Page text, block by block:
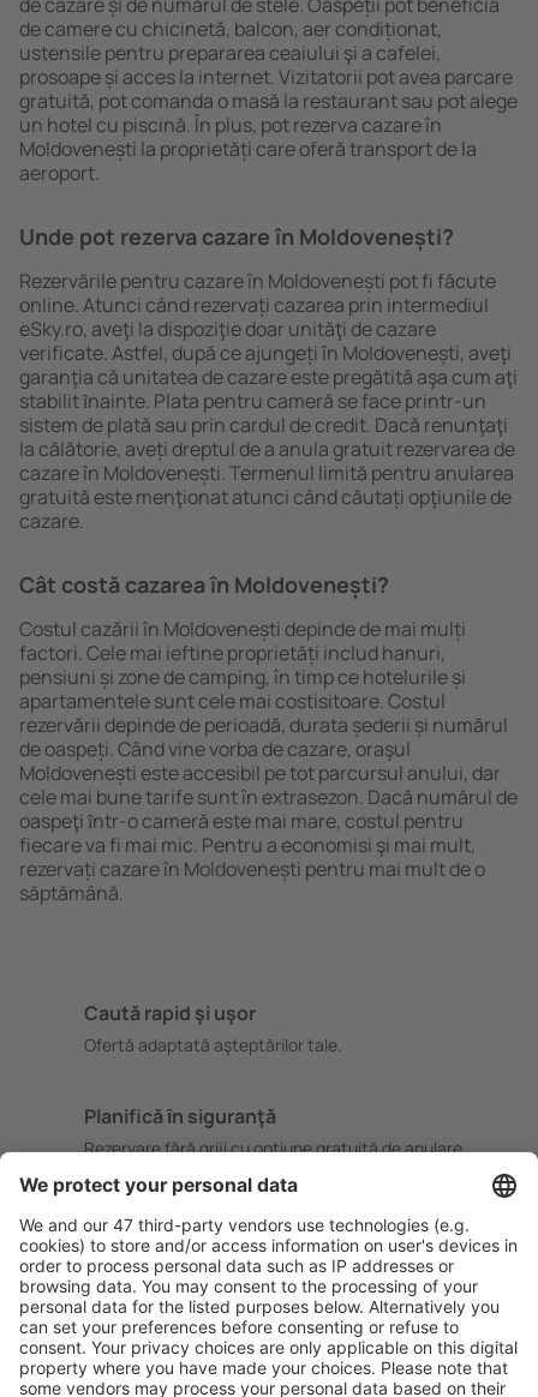
de camere cu chicinetă, balcon, aer condiționat,
ustensile pentru prepararea ceaiului şi a cafelei,
prosoape și acces la internet. Vizitatorii pot avea parcare
gratuită, pot comanda o masă la restaurant sau pot alege
un hotel cu piscină. În plus, pot rezerva cazare în
Moldovenești la proprietăți care oferă transport de la
aeroport.
Unde pot rezerva cazare în Moldovenești?
Rezervările pentru cazare în Moldovenești pot fi făcute
online. Atunci când rezervați cazarea prin intermediul
eSky.ro, aveţi la dispoziţie doar unităţi de cazare
verificate. Astfel, după ce ajungeți în Moldovenești, aveţi
garanţia că unitatea de cazare este pregătită aşa cum aţi
stabilit ȋnainte. Plata pentru cameră se face printr-un
sistem de plată sau prin cardul de credit. Dacă renunţaţi
la călătorie, aveți dreptul de a anula gratuit rezervarea de
cazare în Moldovenești. Termenul limită pentru anularea
gratuită este menţionat atunci când căutați opţiunile de
cazare.
Cât costă cazarea în Moldovenești?
Costul cazării în Moldovenești depinde de mai mulți
factori. Cele mai ieftine proprietăți includ hanuri,
pensiuni și zone de camping, în timp ce hotelurile și
apartamentele sunt cele mai costisitoare. Costul
rezervării depinde de perioadă, durata șederii și numărul
de oaspeți. Când vine vorba de cazare, oraşul
Moldovenești este accesibil pe tot parcursul anului, dar
cele mai bune tarife sunt în extrasezon. Dacă numărul de
oaspeţi ȋntr-o cameră este mai mare, costul pentru
fiecare va fi mai mic. Pentru a economisi şi mai mult,
rezervați cazare în Moldovenești pentru mai mult de o
săptămână.
Caută rapid şi uşor
Ofertă adaptată aşteptărilor tale.
Planifică ȋn siguranţă
Rezervare fără griji cu opțiune gratuită de anulare.
Economiseşte mai mult
Prețuri atractive și oferte speciale pentru utilizatorii
conectați.
Cazarea preferată
Alege din peste 1,3 mil. de opţiuni: hoteluri, cabane,
apartamente și altele.